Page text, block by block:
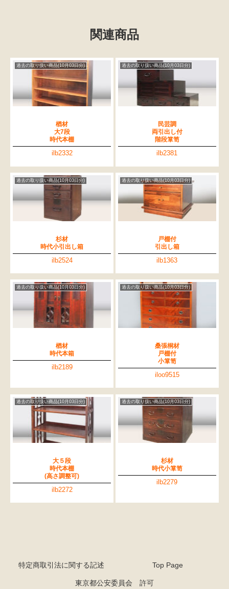
関連商品
過去の取り扱い商品(10月03日分)
楢材
大7段
時代本棚
ilb2332
過去の取り扱い商品(10月03日分)
民芸調
両引出し付
階段箪笥
ilb2381
過去の取り扱い商品(10月03日分)
杉材
時代小引出し箱
ilb2524
過去の取り扱い商品(10月03日分)
戸棚付
引出し箱
ilb1363
過去の取り扱い商品(10月03日分)
楢材
時代本箱
ilb2189
過去の取り扱い商品(10月03日分)
桑張桐材
戸棚付
小箪笥
iloo9515
過去の取り扱い商品(10月03日分)
大５段
時代本棚
(高さ調整可)
ilb2272
過去の取り扱い商品(10月03日分)
杉材
時代小箪笥
ilb2279
特定商取引法に関する記述 Top Page
東京都公安委員会 許可